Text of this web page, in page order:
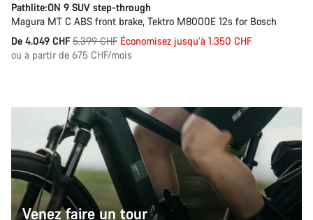
Pathlite:ON 9 SUV step-through
Magura MT C ABS front brake, Tektro M8000E 12s for Bosch
De 4.049 CHF Prix
5.399 CHF Économisez jusqu’à 1.350 CHF
ou à partir de 675 CHF/mois
Venez faire un tour